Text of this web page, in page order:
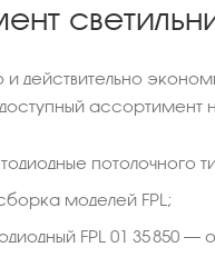
и действительно
потолочного
моделей FPL;
FPL 01 35 850